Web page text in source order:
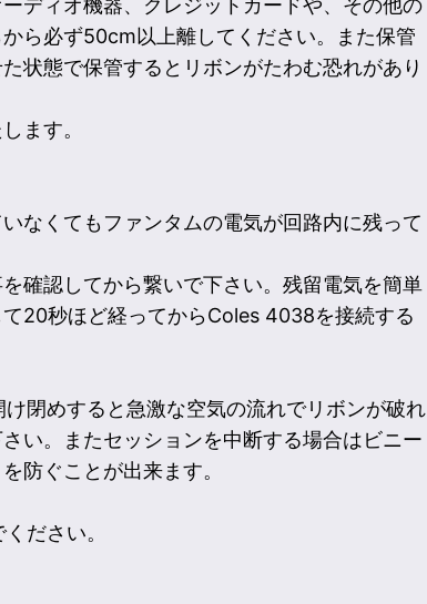
ディオ機器、クレジットカードや、その他の
ら必ず50cm以上離してください。また保管
状態で保管するとリボンがたわむ恐れがあり
ます。
なくてもファンタムの電気が回路内に残って
確認してから繋いで下さい。残留電気を簡単
20秒ほど経ってからColes 4038を接続する
閉めすると急激な空気の流れでリボンが破れ
い。またセッションを中断する場合はビニー
防ぐことが出来ます。
ださい。